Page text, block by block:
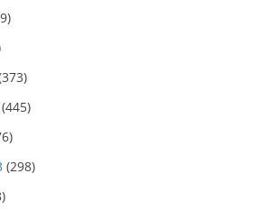
(445)
(298)